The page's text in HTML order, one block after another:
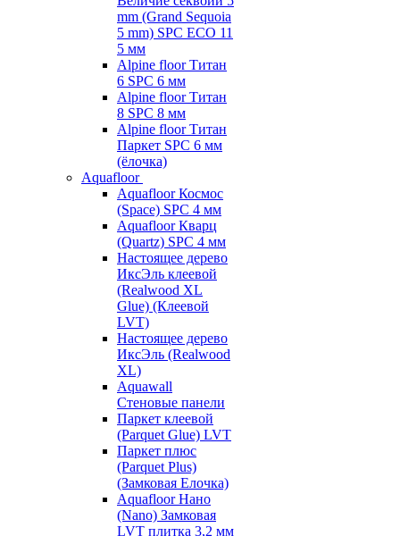
mm (Grand Sequoia
5 mm) SPC ECO 11
5 мм
Alpine floor Титан
6 SPC 6 мм
Alpine floor Титан
8 SPC 8 мм
Alpine floor Титан
Паркет SPC 6 мм
(ёлочка)
Aquafloor
Aquafloor Космос
(Space) SPC 4 мм
Aquafloor Кварц
(Quartz) SPC 4 мм
Настоящее дерево
ИксЭль клеевой
(Realwood XL
Glue) (Клеевой
LVT)
Настоящее дерево
ИксЭль (Realwood
XL)
Aquawall
Стеновые панели
Паркет клеевой
(Parquet Glue) LVT
Паркет плюс
(Parquet Plus)
(Замковая Елочка)
Aquafloor Нано
(Nano) Замковая
LVT плитка 3,2 мм